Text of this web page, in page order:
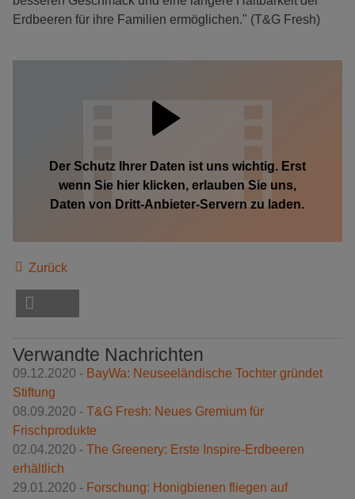
Erdbeeren für ihre Familien ermöglichen." (T&G Fresh)
Der Schutz Ihrer Daten ist uns wichtig. Erst
wenn Sie hier klicken, erlauben Sie uns,
Daten von Dritt-Anbieter-Servern zu laden.
Zurück
Verwandte Nachrichten
09.12.2020 - BayWa: Neuseeländische Tochter gründet
Stiftung
08.09.2020 - T&G Fresh: Neues Gremium für
Frischprodukte
02.04.2020 - The Greenery: Erste Inspire-Erdbeeren
erhältlich
29.01.2020 - Forschung: Honigbienen fliegen auf